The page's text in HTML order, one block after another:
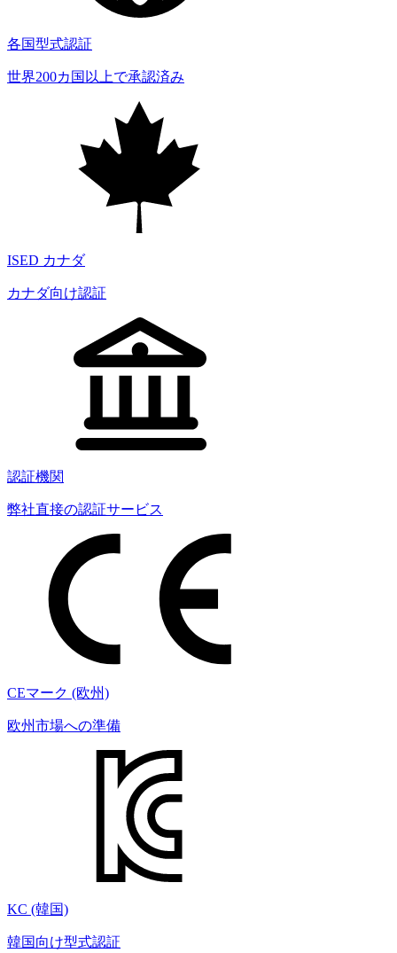
各国型式認証
世界200カ国以上で承認済み
ISED カナダ
カナダ向け認証
認証機関
弊社直接の認証サービス
CEマーク (欧州)
欧州市場への準備
KC (韓国)
韓国向け型式認証